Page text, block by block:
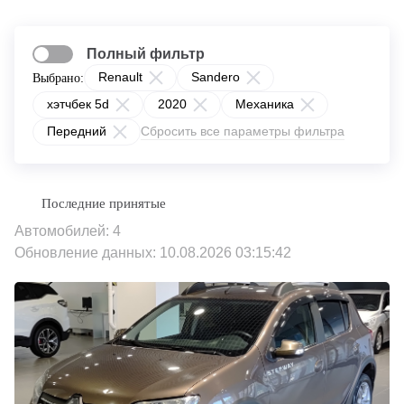
Выбрано: Renault
Sandero
хэтчбек 5d
2020
Механика
Передний
Сбросить все параметры фильтра
Полный фильтр
Автомобилей: 4
Обновление данных: 10.08.2026 03:15:42